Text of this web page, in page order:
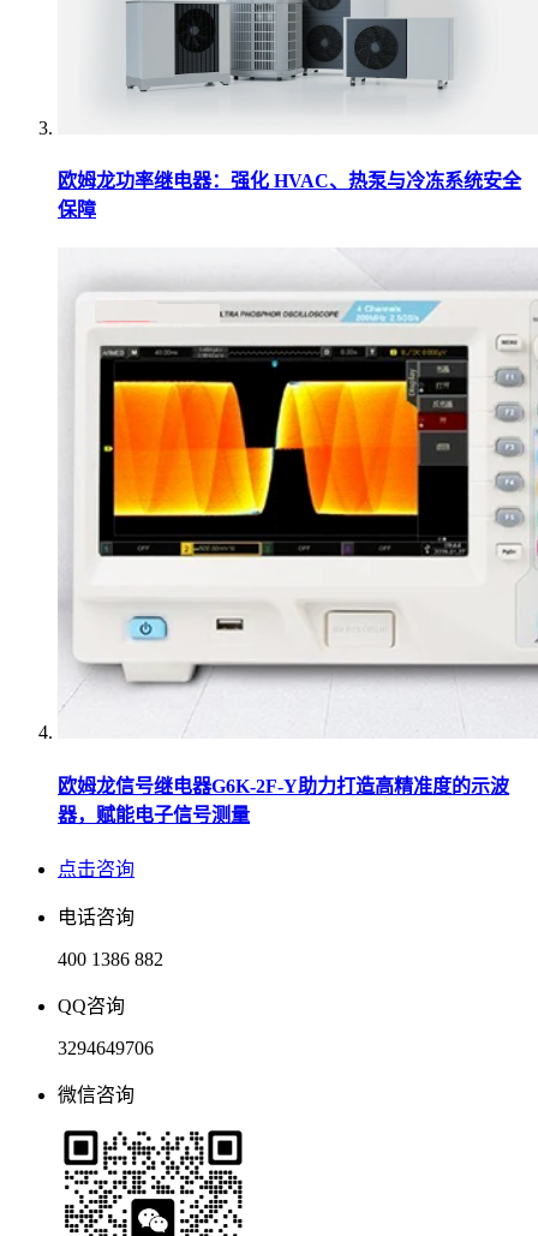
欧姆龙功率继电器：强化 HVAC、热泵与冷冻系统安全
保障
欧姆龙信号继电器G6K-2F-Y助力打造高精准度的示波
器，赋能电子信号测量
点击咨询
电话咨询
400 1386 882
QQ咨询
3294649706
微信咨询